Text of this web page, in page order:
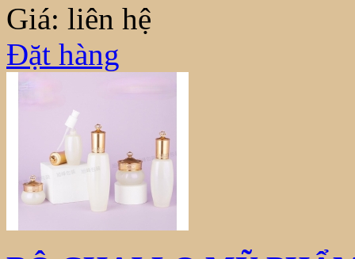
Giá: liên hệ
Đặt hàng